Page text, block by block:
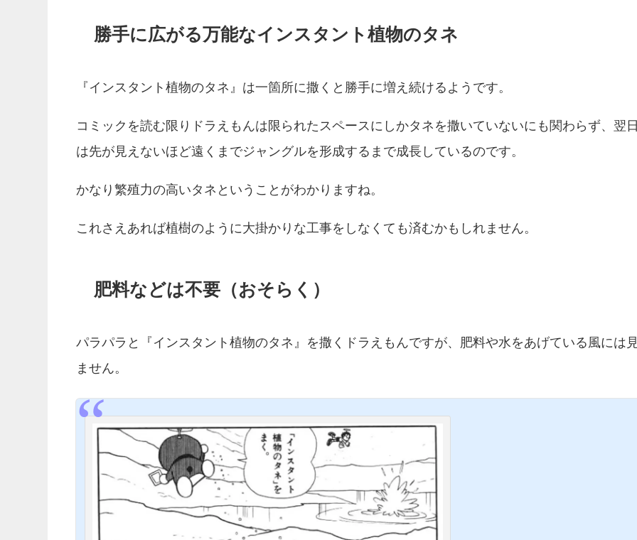
勝手に広がる万能なインスタント植物のタネ
『インスタント植物のタネ』は一箇所に撒くと勝手に増え続けるようです。
コミックを読む限りドラえもんは限られたスペースにしかタネを撒いていないにも関わらず、翌
は先が見えないほど遠くまでジャングルを形成するまで成長しているのです。
かなり繁殖力の高いタネということがわかりますね。
これさえあれば植樹のように大掛かりな工事をしなくても済むかもしれません。
肥料などは不要（おそらく）
パラパラと『インスタント植物のタネ』を撒くドラえもんですが、肥料や水をあげている風には
ません。